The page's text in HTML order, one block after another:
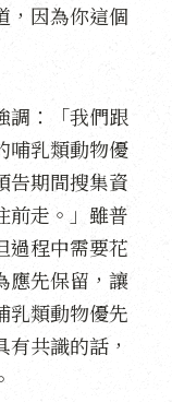
，因為你這個
調：「我們跟
哺乳類動物優
告期間搜集資
前走。」雖普
過程中需要花
應先保留，讓
乳類動物優先
共識的話，